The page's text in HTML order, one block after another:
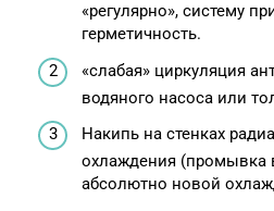
«регулярно», систему
герметичность.
«слабая» циркуляция
водяного насоса или
Накипь на стенках
охлаждения (промывка
абсолютно новой